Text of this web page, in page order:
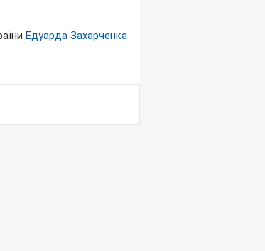
Едуарда Захарченка